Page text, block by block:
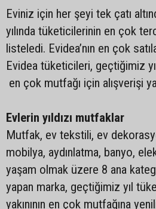
Eviniz için her şeyi tek çatı
yılında tüketicilerinin en çok
listeledi. Evidea’nın en çok
Evidea tüketicileri, geçtiğimiz
en çok mutfağı için alışverişi
Evlerin yıldızı mutfaklar
Mutfak, ev tekstili, ev
mobilya, aydınlatma, banyo,
yaşam olmak üzere 8 ana
yapan marka, geçtiğimiz yıl
yakınının en çok mutfağına